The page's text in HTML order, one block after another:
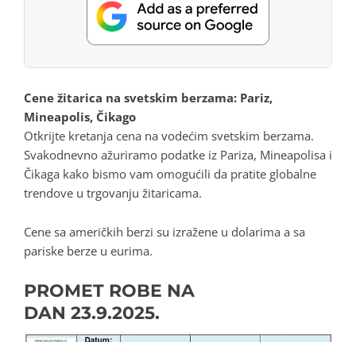
Cene žitarica na svetskim berzama: Pariz,
Mineapolis, Čikago
Otkrijte kretanja cena na vodećim svetskim berzama.
Svakodnevno ažuriramo podatke iz Pariza, Mineapolisa i
Čikaga kako bismo vam omogućili da pratite globalne
trendove u trgovanju žitaricama.
Cene sa američkih berzi su izražene u dolarima a sa
pariske berze u eurima.
PROMET ROBE NA
DAN 23.9.2025.